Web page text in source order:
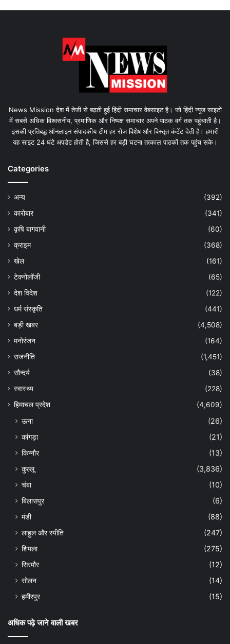
News Mission देश में तेजी से बढ़ती हुई हिंदी समाचार वेबसाइट है। जो हिंदी न्यूज साइटों
में सबसे अधिक विश्वसनीय, प्रमाणिक और निष्पक्ष समाचार अपने पाठक वर्ग तक पहुंचाती है।
इसकी प्रतिबद्ध ऑनलाइन संपादकीय टीम हर रोज विशेष और विस्तृत कंटेंट देती है। हमारी
यह साइट 24 घंटे अपडेट होती है, जिससे हर बड़ी घटना तत्काल पाठकों तक पहुंच सके।
Categories
अन्य
(392)
कारोबार
(341)
कृषि बागवानी
(60)
क्राइम
(368)
खेल
(161)
टेक्नोलॉजी
(65)
देश विदेश
(122)
धर्म संस्कृति
(441)
बड़ी खबर
(4,508)
मनोरंजन
(164)
राजनीति
(1,451)
सौन्दर्य
(38)
स्वास्थ्य
(228)
हिमाचल प्रदेश
(4,609)
ऊना
(26)
कांगड़ा
(21)
किन्नौर
(13)
कुल्लू
(3,836)
चंबा
(10)
बिलासपुर
(6)
मंडी
(88)
लाहुल और स्पीति
(247)
शिमला
(275)
सिरमौर
(12)
सोलन
(14)
हमीरपुर
(15)
अधिक पढ़े जाने वाली खबर